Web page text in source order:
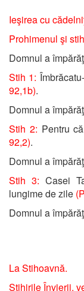
Ieşirea cu
Prohimenul şi
Domnul a
Stih 1:
92,1b).
Domnul a
Stih 2: Pentru
92,2).
Domnul a
Stih 3: Casei
lungime de zile
Domnul a
La Stihoavnă.
Stihirile Învierii,